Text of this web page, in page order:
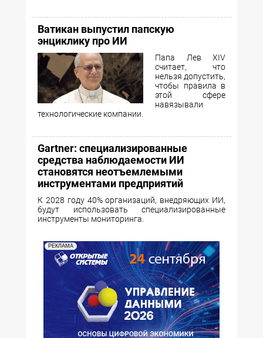
Ватикан выпустил папскую
энциклику про ИИ
Папа Лев XIV
считает, что
нельзя допустить,
чтобы правила в
этой сфере
навязывали
технологические компании.
Gartner: специализированные
средства наблюдаемости ИИ
становятся неотъемлемыми
инструментами предприятий
К 2028 году 40% организаций, внедряющих ИИ,
будут использовать специализированные
инструменты мониторинга.
РЕКЛАМА